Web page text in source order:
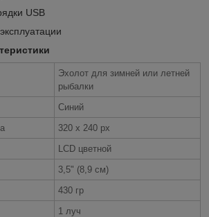
USB
Эхолот для зимней или летней
рыбалки
Синий
320 х 240 px
LCD цветной
3,5" (8,9 см)
430 гр
1 луч